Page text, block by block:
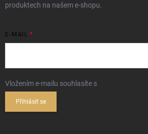
produktech na našem e-shopu.
E-MAIL
Vložením e-mailu souhlasíte s
Přihlásit se